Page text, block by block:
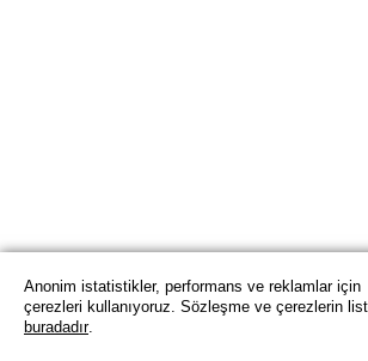
Anonim istatistikler, performans ve reklamlar için
çerezleri kullanıyoruz. Sözleşme ve çerezlerin
buradadır.